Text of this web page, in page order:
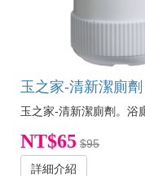
玉之家-清新潔廁
NT$65 $95
詳細介紹